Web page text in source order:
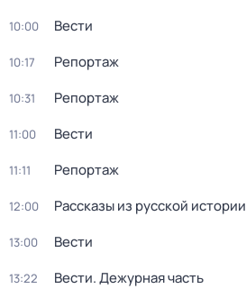
10:00 Вести
10:17 Репортаж
10:31 Репортаж
11:00 Вести
11:11 Репортаж
12:00 Рассказы из русской истории
13:00 Вести
13:22 Вести. Дежурная часть